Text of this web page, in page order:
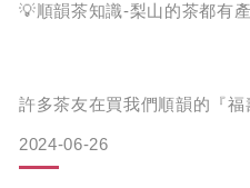
💡順韻茶知識-梨山的茶都有
許多茶友在買我們順韻的『
產地證明標章不是理所當然的
2024-06-26